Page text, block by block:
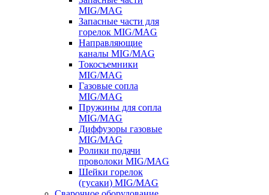
MIG/MAG
Запасные части для
горелок MIG/MAG
Направляющие
каналы MIG/MAG
Токосъемники
MIG/MAG
Газовые сопла
MIG/MAG
Пружины для сопла
MIG/MAG
Диффузоры газовые
MIG/MAG
Ролики подачи
проволоки MIG/MAG
Шейки горелок
(гусаки) MIG/MAG